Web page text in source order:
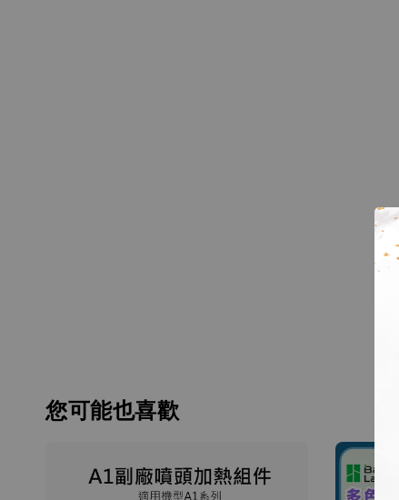
您可能也喜歡